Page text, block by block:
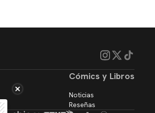
Cómics y Libros
Noticias
Reseñas